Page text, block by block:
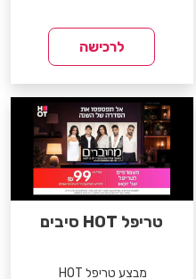
לרכישה
טריפל HOT סיבים
מבצע טריפל HOT